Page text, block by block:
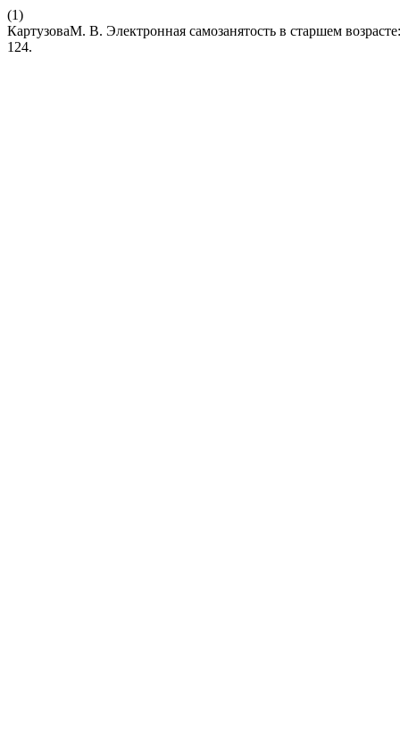
(1)
КартузоваМ. В. Электронная самозанятость в старшем
124.